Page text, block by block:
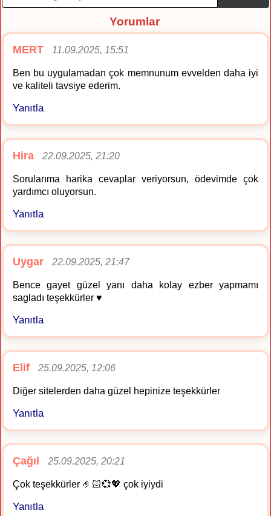
Yorumlar
MERT 11.09.2025, 15:51
Ben bu uygulamadan çok memnunum evvelden daha iyi
ve kaliteli tavsiye ederim.
Yanıtla
Hira 22.09.2025, 21:20
Sorularıma harika cevaplar veriyorsun, ödevimde çok
yardımcı oluyorsun.
Yanıtla
Uygar 22.09.2025, 21:47
Bence gayet güzel yanı daha kolay ezber yapmamı
sagladı teşekkürler ♥️
Yanıtla
Elif 25.09.2025, 12:06
Diğer sitelerden daha güzel hepinize teşekkürler
Yanıtla
Çağıl 25.09.2025, 20:21
Çok teşekkürler 🤌🏻💞💖 çok iyiydi
Yanıtla